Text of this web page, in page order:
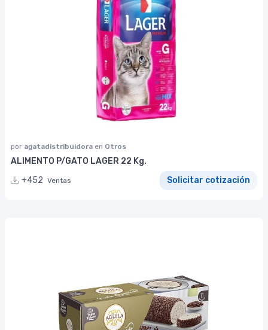
por agatadistribuidora en Otros
ALIMENTO P/GATO LAGER 22 Kg.
+452 Ventas Solicitar cotización